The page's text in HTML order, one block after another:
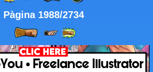
Pàgina 1988/2734